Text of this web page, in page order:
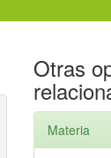
Otras
Materia